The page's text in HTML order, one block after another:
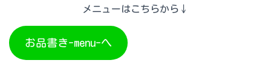
メニューはこちらから↓
お品書き-menu-へ